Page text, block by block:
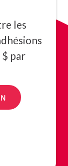
les
par